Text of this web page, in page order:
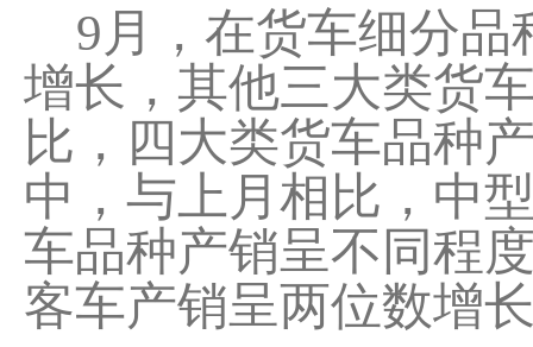
9月，在货车细分品
增长，其他三大类货
比，四大类货车品种
中，与上月相比，中
车品种产销呈不同程
客车产销呈两位数增